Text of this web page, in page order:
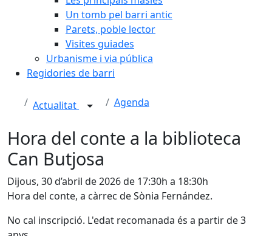
Un tomb pel barri antic
Parets, poble lector
Visites guiades
Urbanisme i via pública
Regidories de barri
Actualitat Agenda
Hora del conte a la biblioteca
Can Butjosa
Dijous, 30 d’abril de 2026 de 17:30h a 18:30h
Hora del conte, a càrrec de Sònia Fernández.
No cal inscripció. L'edat recomanada és a partir de 3